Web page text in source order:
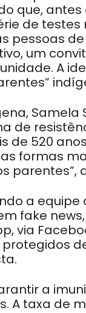
que,
de
pessoas
um
A
de
de 520
formas
parentes”,
a
fake
via
a
A taxa de